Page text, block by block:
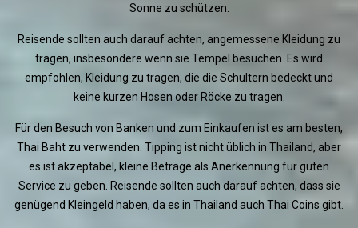
Sonne zu schützen.
Reisende sollten auch darauf achten, angemessene Kleidung zu
tragen, insbesondere wenn sie Tempel besuchen. Es wird
empfohlen, Kleidung zu tragen, die die Schultern bedeckt und
keine kurzen Hosen oder Röcke zu tragen.
Für den Besuch von Banken und zum Einkaufen ist es am besten,
Thai Baht zu verwenden. Tipping ist nicht üblich in Thailand, aber
es ist akzeptabel, kleine Beträge als Anerkennung für guten
Service zu geben. Reisende sollten auch darauf achten, dass sie
genügend Kleingeld haben, da es in Thailand auch Thai Coins gibt.